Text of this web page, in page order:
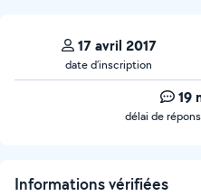
17 avril 2017
date d’inscription
19
délai de
Informations vérifiées